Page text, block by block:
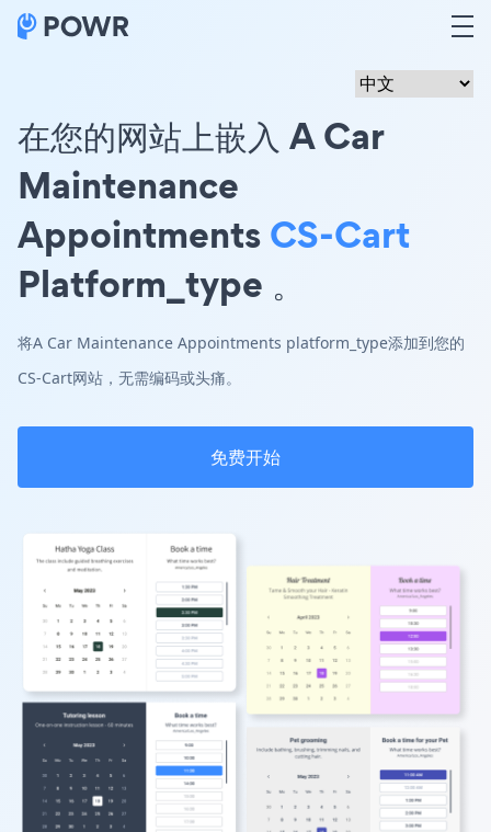
在您的网站上嵌入 A Car
Maintenance
AppointmentsCS-Cart
Platform_type 。
将A Car Maintenance Appointments platform_type添加到您的
CS-Cart网站，无需编码或头痛。
免费开始